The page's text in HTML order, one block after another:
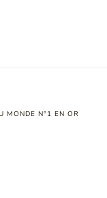
MONDE N°1 EN OR